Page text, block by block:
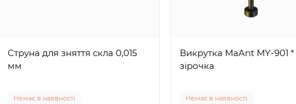
Струна для зняття скла 0,015
мм
Немає в наявності
Викрутка MaAnt MY-901 *
зірочка
Немає в наявності